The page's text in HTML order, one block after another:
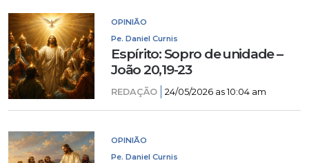
OPINIÃO
Pe. Daniel Curnis
Espírito: Sopro de unidade –
João 20,19-23
REDAÇÃO 24/05/2026 as 10:04 am
OPINIÃO
Pe. Daniel Curnis